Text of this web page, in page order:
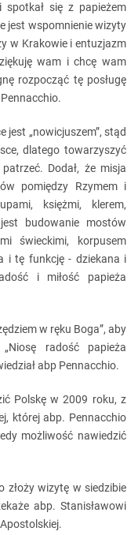
spotkał się z papieżem
jest wspomnienie wizyty
w Krakowie i entuzjazm
wam i chcę wam
rozpocząć tę posługę
jest „nowicjuszem”, stąd
dlatego towarzyszyć
Dodał, że misja
pomiędzy Rzymem i
księżmi, klerem,
budowanie mostów
świeckimi, korpusem
i tę funkcję - dziekana i
i miłość papieża
w ręku Boga”, aby
radość papieża
abp Pennacchio.
Polskę w 2009 roku, z
której abp. Pennacchio
możliwość nawiedzić
złoży wizytę w siedzibie
abp. Stanisławowi